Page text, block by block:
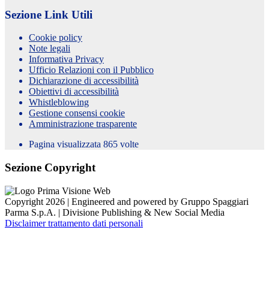
Sezione Link Utili
Cookie policy
Note legali
Informativa Privacy
Ufficio Relazioni con il Pubblico
Dichiarazione di accessibilità
Obiettivi di accessibilità
Whistleblowing
Gestione consensi cookie
Amministrazione trasparente
Pagina visualizzata 865 volte
Sezione Copyright
Copyright 2026 | Engineered and powered by Gruppo Spaggiari
Parma S.p.A. | Divisione Publishing & New Social Media
Disclaimer trattamento dati personali